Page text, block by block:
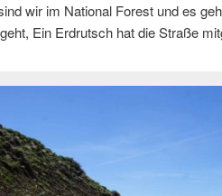
wir im National Forest und es
Ein Erdrutsch hat die Straße